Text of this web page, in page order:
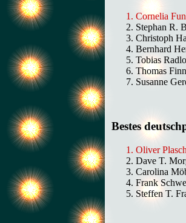
Cornelia
Stephan R.
Christoph
Bernhard
Tobias
Thomas
Susanne
Bestes
Oliver
Dave T.
Carolina
Frank
Steffen T.